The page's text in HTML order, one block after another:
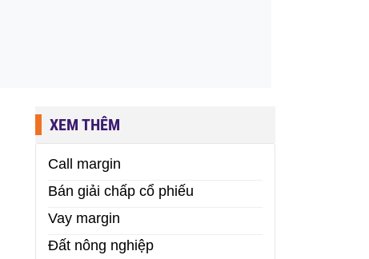
XEM THÊM
Call margin
Bán giải chấp cổ phiếu
Vay margin
Đất nông nghiệp